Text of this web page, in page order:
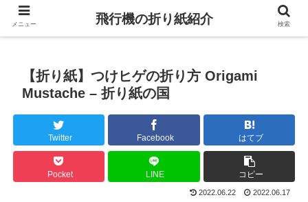
【折り紙】つけヒゲの折り方 Origami
Mustache – 折り紙の国
Twitter Facebook はてブ
Pocket LINE コピー
2022.06.22 2022.06.17
メニュー 飛行機の折り紙紹介 検索